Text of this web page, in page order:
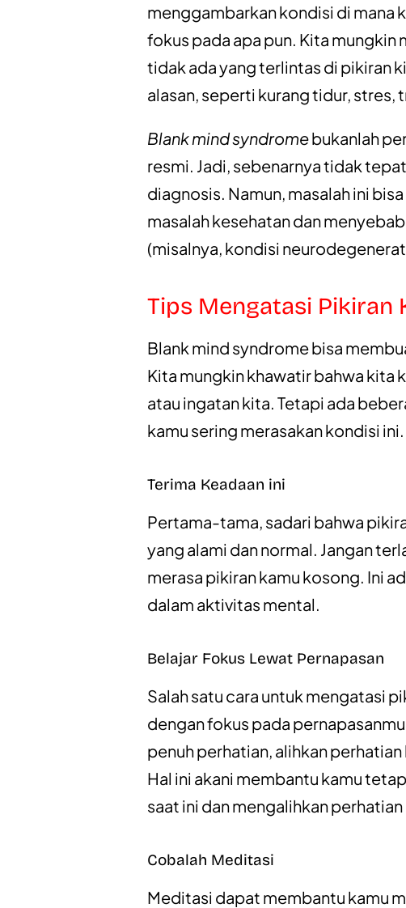
menggambarkan kondisi di mana
fokus pada apa pun. Kita
tidak ada yang terlintas di pikiran
alasan, seperti kurang tidur, stres,
Blank mind syndromebukanlah
resmi. Jadi, sebenarnya tidak
diagnosis. Namun, masalah ini
masalah kesehatan dan
(misalnya, kondisi
Tips Mengatasi Pikiran
Blank mind syndrome bisa
Kita mungkin khawatir bahwa kita
atau ingatan kita. Tetapi ada
kamu sering merasakan kondisi ini.
Terima Keadaan ini
Pertama-tama, sadari bahwa
yang alami dan normal. Jangan
merasa pikiran kamu kosong. Ini
dalam aktivitas mental.
Belajar Fokus Lewat Pernapasan
Salah satu cara untuk mengatasi
dengan fokus pada
penuh perhatian, alihkan
Hal ini akani membantu kamu
saat ini dan mengalihkan
Cobalah Meditasi
Meditasi dapat membantu kamu